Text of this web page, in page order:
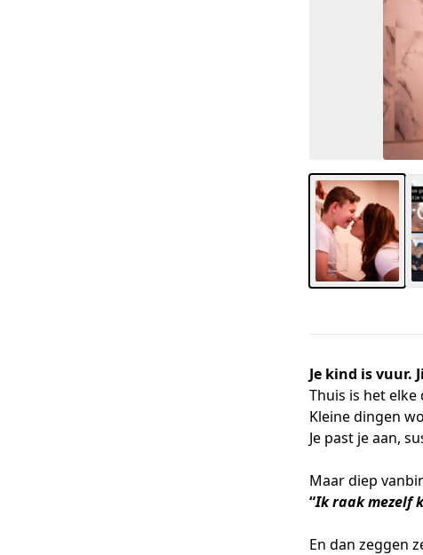
Je kind is vuur.
Thuis is het elke
Kleine dingen
Je past je aan,
Maar diep
“Ik raak mezelf
En dan zeggen